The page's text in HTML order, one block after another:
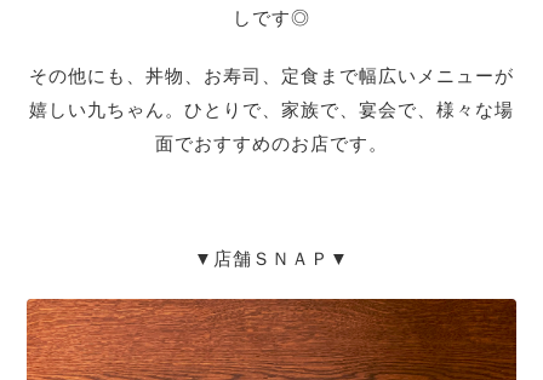
しです◎
その他にも、丼物、お寿司、定食まで幅広いメニューが
嬉しい九ちゃん。ひとりで、家族で、宴会で、様々な場
面でおすすめのお店です。
▼店舗ＳＮＡＰ▼